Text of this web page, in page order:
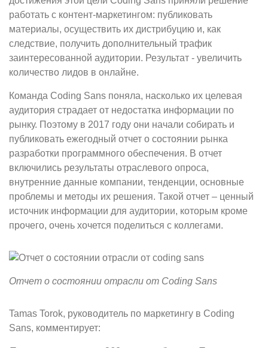
работать с контент-маркетингом: публиковать
материалы, осуществить их дистрибуцию и, как
следствие, получить дополнительный трафик
заинтересованной аудитории. Результат - увеличить
количество лидов в онлайне.
Команда Coding Sans поняла, насколько их целевая
аудитория страдает от недостатка информации по
рынку. Поэтому в 2017 году они начали собирать и
публиковать ежегодный отчет о состоянии рынка
разработки программного обеспечения. В отчет
включились результаты отраслевого опроса,
внутренние данные компании, тенденции, основные
проблемы и методы их решения. Такой отчет – ценный
источник информации для аудитории, которым кроме
прочего, очень хочется поделиться с коллегами.
Отчет о состоянии отрасли от Coding Sans
Tamas Torok, руководитель по маркетингу в Coding
Sans, комментирует: